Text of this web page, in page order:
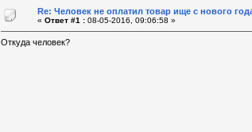
Re: Человек не оплатил товар ище с нового
« Ответ #1 :08-05-2016, 09:06:58 »
Откуда человек?